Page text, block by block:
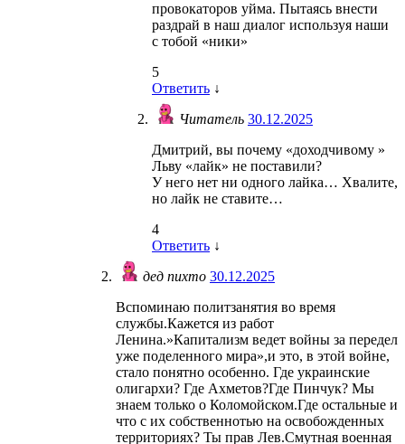
провокаторов уйма. Пытаясь внести
раздрай в наш диалог используя наши
с тобой «ники»
5
Ответить ↓
Читатель 30.12.2025
Дмитрий, вы почему «доходчивому »
Льву «лайк» не поставили?
У него нет ни одного лайка… Хвалите,
но лайк не ставите…
4
Ответить ↓
дед пихто 30.12.2025
Вспоминаю политзанятия во время
службы.Кажется из работ
Ленина.»Капитализм ведет войны за передел
уже поделенного мира»,и это, в этой войне,
стало понятно особенно. Где украинские
олигархи? Где Ахметов?Где Пинчук? Мы
знаем только о Коломойском.Где остальные и
что с их собственнотью на освобожденных
территориях? Ты прав Лев.Смутная военная